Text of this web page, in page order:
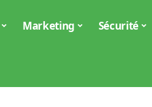
Marketing Sécurité